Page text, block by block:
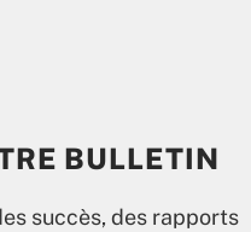
BULLETIN
succès, des rapports